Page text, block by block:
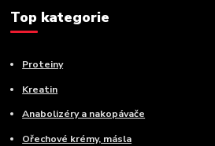
Top kategorie
Proteiny
Kreatin
Anabolizéry a nakopávače
Ořechové krémy, másla